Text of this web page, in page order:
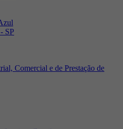
SP
Comercial e de Prestação de